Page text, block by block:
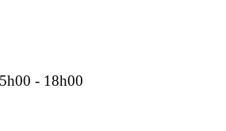
- 18h00